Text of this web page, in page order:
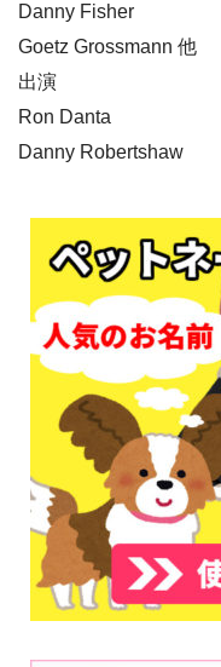
Danny Fisher
Goetz Grossmann 他
出演
Ron Danta
Danny Robertshaw